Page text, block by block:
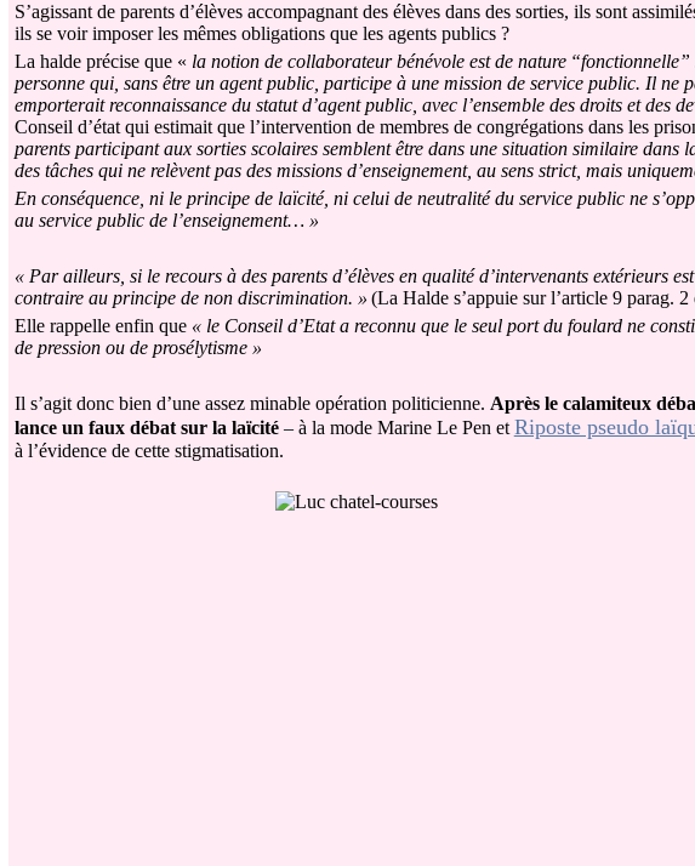
S’agissant de parents d’élèves accompagnant des élèves dans des sorties, ils sont
ils se voir imposer les mêmes obligations que les agents publics ?
La halde précise que « la notion de collaborateur bénévole est de nature “fonctionnelle”
personne qui, sans être un agent public, participe à une mission de service public. Il ne
emporterait reconnaissance du statut d’agent public, avec l’ensemble des droits et des
Conseil d’état qui estimait que l’intervention de membres de congrégations dans les
parents participant aux sorties scolaires semblent être dans une situation similaire
des tâches qui ne relèvent pas des missions d’enseignement, au sens strict, mais
En conséquence, ni le principe de laïcité, ni celui de neutralité du service public ne
au service public de l’enseignement… »
« Par ailleurs, si le recours à des parents d’élèves en qualité d’intervenants extérieurs
contraire au principe de non discrimination. » (La Halde s’appuie sur l’article 9 parag.
Elle rappelle enfin que « le Conseil d’Etat a reconnu que le seul port du foulard ne
de pression ou de prosélytisme »
Il s’agit donc bien d’une assez minable opération politicienne. Après le calamiteux
lance un faux débat sur la laïcité– à la mode Marine Le Pen et Riposte pseudo
à l’évidence de cette stigmatisation.